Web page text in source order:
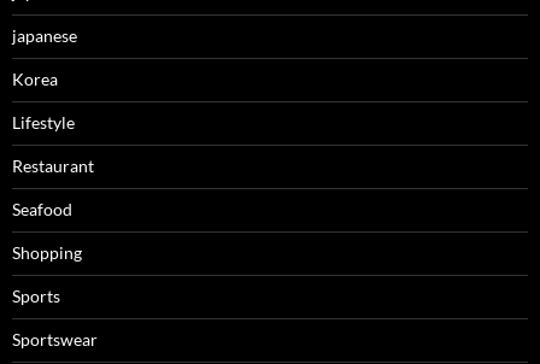
japanese
Korea
Lifestyle
Restaurant
Seafood
Shopping
Sports
Sportswear